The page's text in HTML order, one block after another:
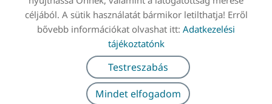
© 2026 - Minden jog fenntartva
Oldal információk
Adatkezelési tájékoztató
Impresszum
Sütik kezelése
Mindet elfogadom
Testreszabás
céljából. A sütik használatát bármikor letilthatja! Erről
bővebb információkat olvashat itt: Adatkezelési
tájékoztatónk